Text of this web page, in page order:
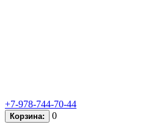
+7-978-744-70-44
Корзина: 0